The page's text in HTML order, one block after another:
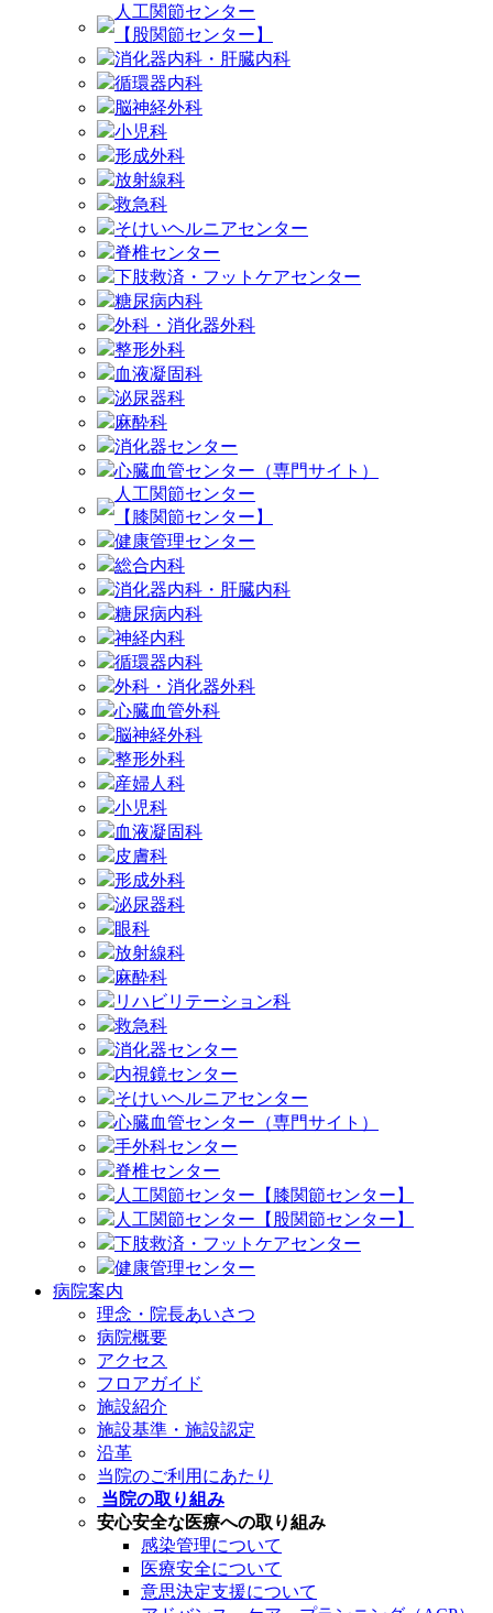
人工関節センター
【股関節センター】
消化器内科・肝臓内科
循環器内科
脳神経外科
小児科
形成外科
放射線科
救急科
そけいヘルニアセンター
脊椎センター
下肢救済・フットケアセンター
糖尿病内科
外科・消化器外科
整形外科
血液凝固科
泌尿器科
麻酔科
消化器センター
心臓血管センター（専門サイト）
人工関節センター
【膝関節センター】
健康管理センター
総合内科
消化器内科・肝臓内科
糖尿病内科
神経内科
循環器内科
外科・消化器外科
心臓血管外科
脳神経外科
整形外科
産婦人科
小児科
血液凝固科
皮膚科
形成外科
泌尿器科
眼科
放射線科
麻酔科
リハビリテーション科
救急科
消化器センター
内視鏡センター
そけいヘルニアセンター
心臓血管センター（専門サイト）
手外科センター
脊椎センター
人工関節センター【膝関節センター】
人工関節センター【股関節センター】
下肢救済・フットケアセンター
健康管理センター
病院案内
理念・院長あいさつ
病院概要
アクセス
フロアガイド
施設紹介
施設基準・施設認定
沿革
当院のご利用にあたり
当院の取り組み
安心安全な医療への取り組み
感染管理について
医療安全について
意思決定支援について